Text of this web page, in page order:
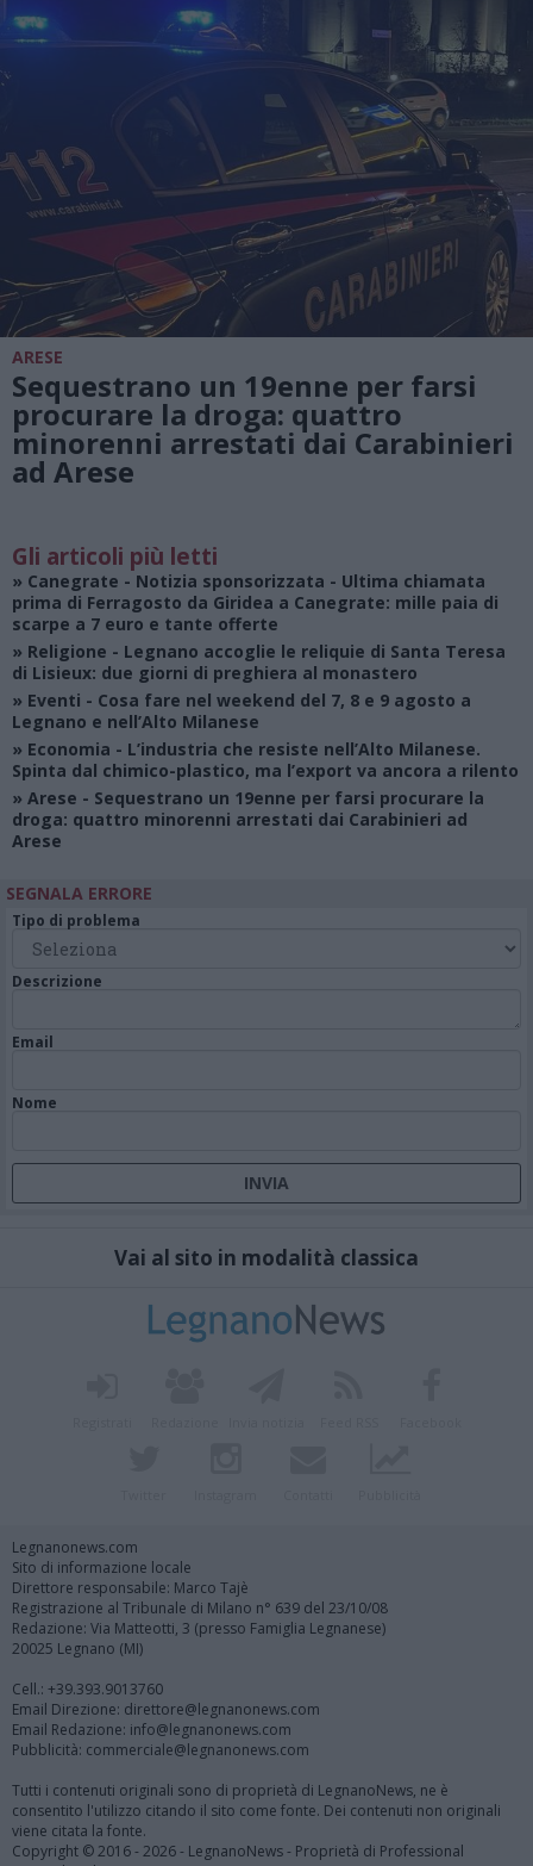
ARESE
Sequestrano un 19enne per farsi
procurare la droga: quattro
minorenni arrestati dai Carabinieri
ad Arese
Gli articoli più letti
» Canegrate - Notizia sponsorizzata - Ultima chiamata
prima di Ferragosto da Giridea a Canegrate: mille paia di
scarpe a 7 euro e tante offerte
» Religione - Legnano accoglie le reliquie di Santa Teresa
di Lisieux: due giorni di preghiera al monastero
» Eventi - Cosa fare nel weekend del 7, 8 e 9 agosto a
Legnano e nell’Alto Milanese
» Economia - L’industria che resiste nell’Alto Milanese.
Spinta dal chimico-plastico, ma l’export va ancora a rilento
» Arese - Sequestrano un 19enne per farsi procurare la
droga: quattro minorenni arrestati dai Carabinieri ad
Arese
SEGNALA ERRORE
Tipo di problema
Descrizione
Email
Nome
Vai al sito in modalità classica
Legnanonews.com
Sito di informazione locale
Direttore responsabile: Marco Tajè
Registrazione al Tribunale di Milano n° 639 del 23/10/08
Redazione: Via Matteotti, 3 (presso Famiglia Legnanese)
20025 Legnano (MI)
Cell.: +39.393.9013760
Email Direzione: direttore@legnanonews.com
Email Redazione: info@legnanonews.com
Pubblicità: commerciale@legnanonews.com
Tutti i contenuti originali sono di proprietà di LegnanoNews, ne è
consentito l'utilizzo citando il sito come fonte. Dei contenuti non originali
viene citata la fonte.
Copyright © 2016 - 2026 - LegnanoNews - Proprietà di Professional